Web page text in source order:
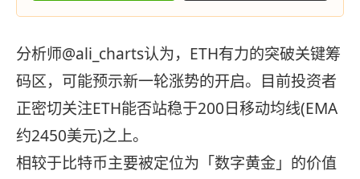
分析师@ali_charts认为，ETH有力的突破关键筹
码区，可能预示新一轮涨势的开启。目前投资者
正密切关注ETH能否站稳于200日移动均线(EMA
约2450美元)之上。
相较于比特币主要被定位为「数字黄金」的价值